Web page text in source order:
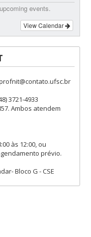
events.
View Calendar
3721-4933
Ambos atendem
às 12:00, ou
prévio.
Bloco G - CSE